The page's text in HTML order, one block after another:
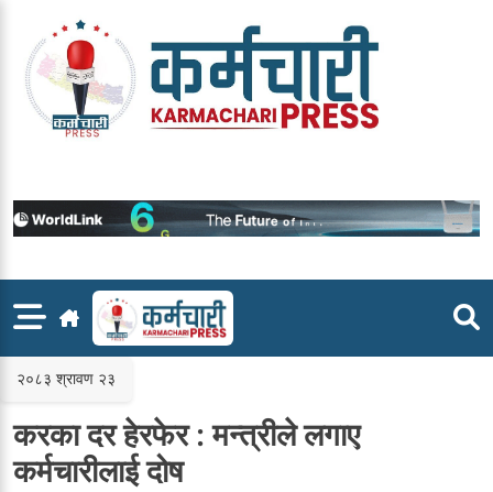
content
२०८३ श्रावण २३
करका दर हेरफेर : मन्त्रीले लगाए
कर्मचारीलाई दोष